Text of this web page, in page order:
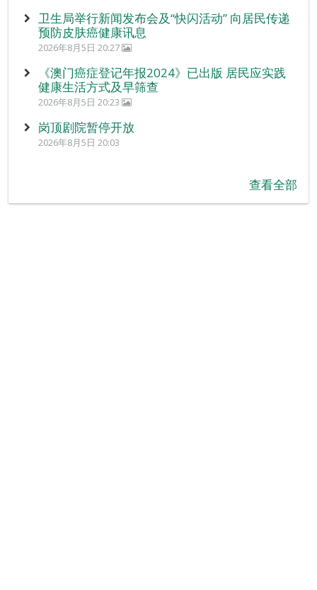
卫生局举行新闻发布会及“快闪活动” 向居民传递
预防皮肤癌健康讯息
2026年8月5日 20:27
《澳门癌症登记年报2024》已出版 居民应实践
健康生活方式及早筛查
2026年8月5日 20:23
岗顶剧院暂停开放
2026年8月5日 20:03
查看全部